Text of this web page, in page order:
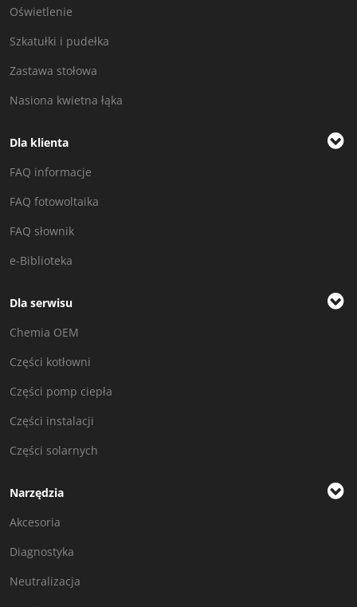
Oświetlenie
Szkatułki i pudełka
Zastawa stołowa
Nasiona kwietna łąka
Dla klienta
FAQ informacje
FAQ fotowoltaika
FAQ słownik
e-Biblioteka
Dla serwisu
Chemia OEM
Części kotłowni
Części pomp ciepła
Części instalacji
Części solarnych
Narzędzia
Akcesoria
Diagnostyka
Neutralizacja